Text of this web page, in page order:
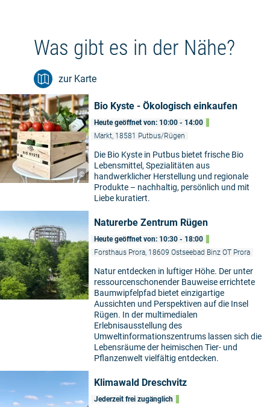
Was gibt es in der Nähe?
zur Karte
©
Bio Kyste - Ökologisch einkaufen
Heute geöffnet von: 10:00 - 14:00
Markt, 18581 Putbus/Rügen
Die Bio Kyste in Putbus bietet frische Bio
Lebensmittel, Spezialitäten aus
handwerklicher Herstellung und regionale
Produkte – nachhaltig, persönlich und mit
Liebe kuratiert.
Naturerbe Zentrum Rügen
Heute geöffnet von: 10:30 - 18:00
Forsthaus Prora, 18609 Ostseebad Binz OT Prora
Natur entdecken in luftiger Höhe. Der unter
ressourcenschonender Bauweise errichtete
Baumwipfelpfad bietet einzigartige
Aussichten und Perspektiven auf die Insel
Rügen. In der multimedialen
Erlebnisausstellung des
Umweltinformationszentrums lassen sich die
Lebensräume der heimischen Tier- und
Pflanzenwelt vielfältig entdecken.
Klimawald Dreschvitz
Jederzeit frei zugänglich